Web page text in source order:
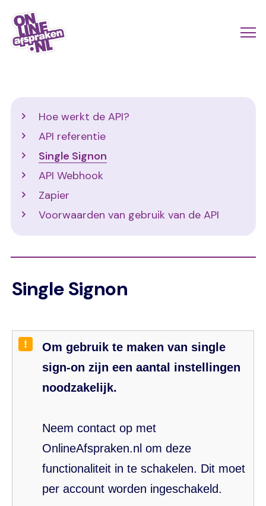
Naar
hoofdinhoud
Single Signon
!
Om gebruik te maken van single
sign-on zijn een aantal instellingen
noodzakelijk.
Neem contact op met
OnlineAfspraken.nl om deze
functionaliteit in te schakelen. Dit moet
per account worden ingeschakeld.
Hoe werkt de API?
API referentie
Single Signon
API Webhook
Zapier
Voorwaarden van gebruik van de API